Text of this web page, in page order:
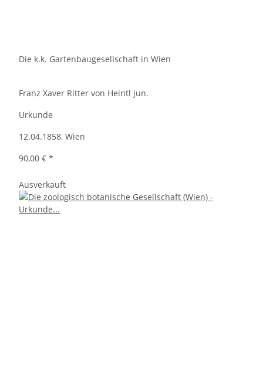
Die k.k. Gartenbaugesellschaft in Wien
Franz Xaver Ritter von Heintl jun.
Urkunde
12.04.1858, Wien
90,00 € *
Ausverkauft